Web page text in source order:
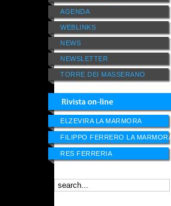
AGENDA
WEBLINKS
NEWS
NEWSLETTER
TORRE DEI MASSERANO
ELZEVIRA LA MARMORA
FILIPPO FERRERO LA MARMORA
RES FERRERIA